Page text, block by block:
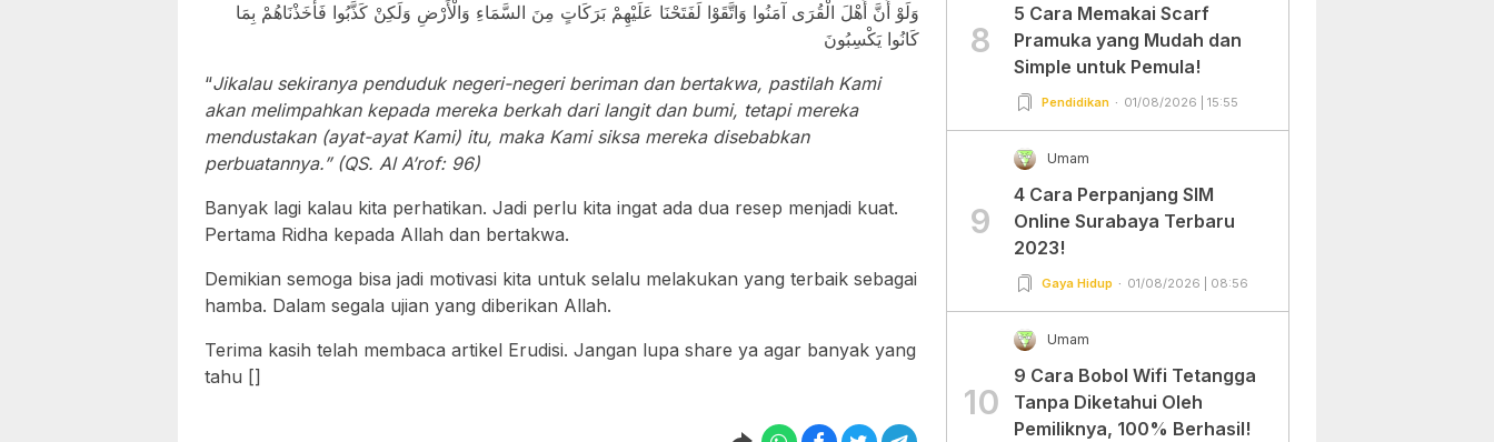
وَلَوْ أَنَّ أَهْلَ الْقُرَى آمَنُوا وَاتَّقَوْا لَفَتَحْنَا عَلَيْهِمْ بَرَكَاتٍ مِنَ السَّمَاءِ وَالْأَرْضِ وَلَكِنْ كَذَّبُوا فَأَخَذْنَاهُمْ بِمَا
كَانُوا يَكْسِبُونَ
“Jikalau sekiranya penduduk negeri-negeri beriman dan bertakwa, pastilah Kami
akan melimpahkan kepada mereka berkah dari langit dan bumi, tetapi mereka
mendustakan (ayat-ayat Kami) itu, maka Kami siksa mereka disebabkan
perbuatannya.” (QS. Al A’rof: 96)
Banyak lagi kalau kita perhatikan. Jadi perlu kita ingat ada dua resep menjadi kuat.
Pertama Ridha kepada Allah dan bertakwa.
Demikian semoga bisa jadi motivasi kita untuk selalu melakukan yang terbaik sebagai
hamba. Dalam segala ujian yang diberikan Allah.
Terima kasih telah membaca artikel Erudisi. Jangan lupa share ya agar banyak yang
tahu []
8
5 Cara Memakai Scarf
Pramuka yang Mudah dan
Simple untuk Pemula!
Pendidikan 01/08/2026 | 15:55
9
Umam
4 Cara Perpanjang SIM
Online Surabaya Terbaru
2023!
Gaya Hidup 01/08/2026 | 08:56
10
Umam
9 Cara Bobol Wifi Tetangga
Tanpa Diketahui Oleh
Pemiliknya, 100% Berhasil!